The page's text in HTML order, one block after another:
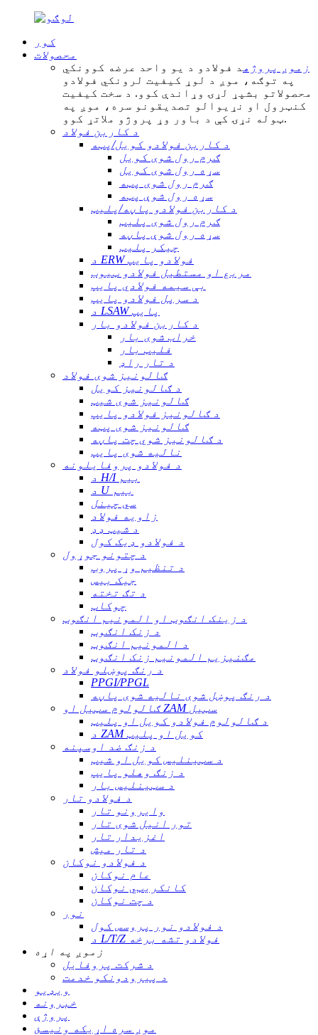
کور
محصولات
زموږ پروژه د فولادو د یو واحد عرضه کوونکي
په توګه، موږ د لوړ کیفیت لرونکي فولادو
محصولاتو بشپړ لړۍ وړاندې کوو. د سخت کیفیت
کنټرول او نړیوالو تصدیقونو سره، موږ په
ټوله نړۍ کې د باور وړ پروژو ملاتړ کوو.
د کاربن فولاد
د کاربن فولادو کویل/پټه
ګرم رول شوی کویل
سړه رول شوی کویل
ګرم رول شوی پټه
سړه رول شوې پټه
د کاربن فولادو پاڼه/پلیټ
ګرم رول شوی پلیټ
سړه رول شوې پاڼه
چیکر پلیټ
د ERW فولادو پایپ
مربع او مستطیل فولادو ټیوب
بې سیمه فولادي پایپ
د سرپل فولادو پایپ
د LSAW پایپ
د کاربن فولادو بار
خراب شوی بار
فلیټ بار
د تار راډ
ګالونیز شوی فولاد
د ګالونیز کویل
ګالونیز شوی شیټ
د ګالونیز فولادو پایپ
ګالونیز شوی پټه
د ګالونیز شوي چت پاڼه
نالیه شوی پایپ
د فولادو پروفایلونه
د H/I بیم
د U بیم
سي چینل
زاویه فولاد
د شیټ ډډ
د فولادو ډیک کول
د چتونو جوړول
د تنظیم وړ پروپ
جیک بیس
د تګ تخته
چوکاټ
د زینک انګوټ او المونیم انګوټ
د زنک انګوټ
د المونیم انګوټ
مګنیزیم المونیم زنک انګوټ
د رنګ پوښلو فولاد
PPGI/PPGL
د رنګ پوښل شوی نالیه شوی پاڼه
ګالولوم سټیل او ZAM سټیل
د ګالولوم فولادو کویل او پلیټ
د ZAM کویل او پلیټ
د زنګ ضد اوسپنه
د سټینلیس کویل او شیټ
د زنګ وهلو پایپ
د سټینلیس بار
د فولادو تار
وايرونو تار
تور انیل شوی تار
اغزيدار تار
د تار میش
د فولادو نوکان
عام نوکان
کانکریټي نوکان
د چت نوکان
نور
د فولادو نور پروسس کول
د L/T/Z فولادو تشه برخه
زموږ په اړه
د شرکت پروفایل
د پیرودونکو خدمت
ویډیو
خبرونه
پروژې
موږ سره اړیکه ونیسئ